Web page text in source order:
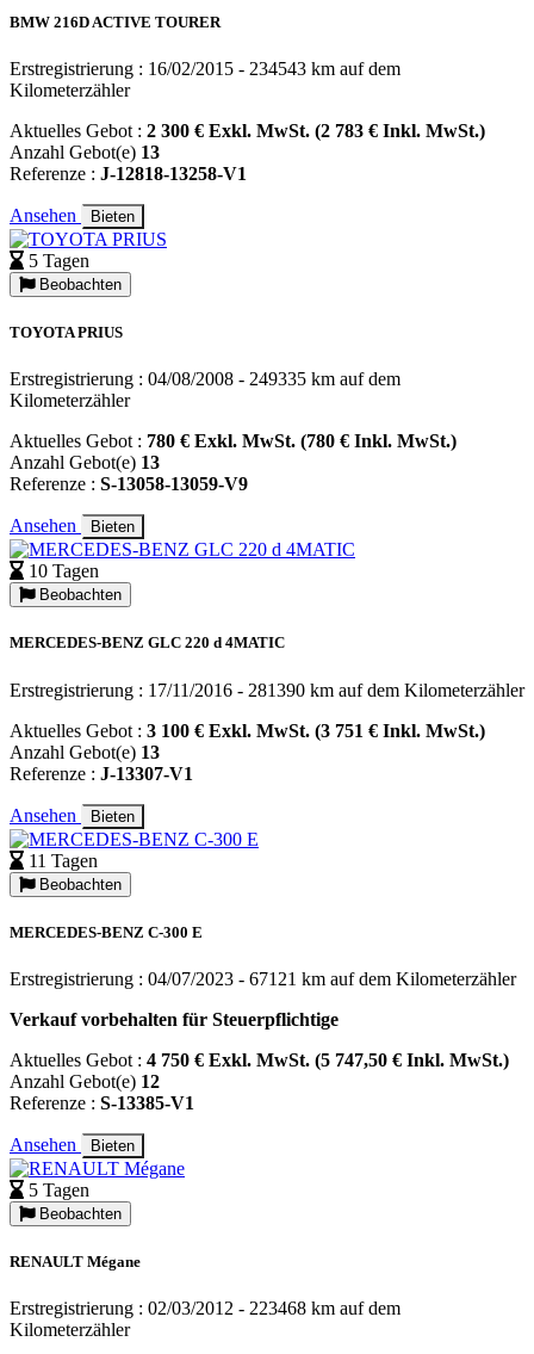
BMW 216D ACTIVE TOURER
Erstregistrierung : 16/02/2015 - 234543 km auf dem
Kilometerzähler
Aktuelles Gebot : 2 300 € Exkl. MwSt. (2 783 € Inkl. MwSt.)
Anzahl Gebot(e) 13
Referenze : J-12818-13258-V1
Ansehen Bieten
5 Tagen
Beobachten
TOYOTA PRIUS
Erstregistrierung : 04/08/2008 - 249335 km auf dem
Kilometerzähler
Aktuelles Gebot : 780 € Exkl. MwSt. (780 € Inkl. MwSt.)
Anzahl Gebot(e) 13
Referenze : S-13058-13059-V9
Ansehen Bieten
10 Tagen
Beobachten
MERCEDES-BENZ GLC 220 d 4MATIC
Erstregistrierung : 17/11/2016 - 281390 km auf dem Kilometerzähler
Aktuelles Gebot : 3 100 € Exkl. MwSt. (3 751 € Inkl. MwSt.)
Anzahl Gebot(e) 13
Referenze : J-13307-V1
Ansehen Bieten
11 Tagen
Beobachten
MERCEDES-BENZ C-300 E
Erstregistrierung : 04/07/2023 - 67121 km auf dem Kilometerzähler
Verkauf vorbehalten für Steuerpflichtige
Aktuelles Gebot : 4 750 € Exkl. MwSt. (5 747,50 € Inkl. MwSt.)
Anzahl Gebot(e) 12
Referenze : S-13385-V1
Ansehen Bieten
5 Tagen
Beobachten
RENAULT Mégane
Erstregistrierung : 02/03/2012 - 223468 km auf dem
Kilometerzähler